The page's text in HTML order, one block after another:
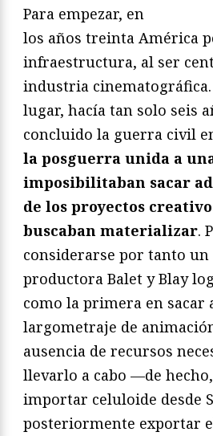
Para empezar, en
los años treinta América
infraestructura, al ser
industria cinematográfica.
lugar, hacía tan solo seis
concluido la guerra civil
la posguerra unida a
imposibilitaban sacar
de los proyectos
buscaban materializar.
considerarse por tanto un
productora Balet y Blay
como la primera en sacar
largometraje de
ausencia de recursos
llevarlo a cabo —de
importar celuloide desde
posteriormente exportar